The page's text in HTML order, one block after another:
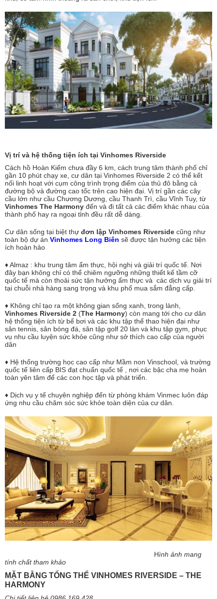
Vị trí và hệ thống tiện ích tại Vinhomes Riverside
Cách hồ Hoàn Kiếm chưa đầy 6 km, cách trung tâm thành phố chỉ
gần 10 phút chạy xe, cư dân tại Vinhomes Riverside 2 có thể kết
nối linh hoạt với cụm công trình trọng điểm của thủ đô bằng cả
đường bộ và đường cao tốc trên cao hiện đại. Vị trí gần các cây
cầu lớn như cầu Chương Dương, cầu Thanh Trì, cầu Vĩnh Tuy, từ
Vinhomes The Harmony đến và đi tất cả các điểm khác nhau của
thành phố hay ra ngoại tỉnh đều rất dễ dàng.
Cư dân sống tại biệt thự đơn lập Vinhomes Riverside cũng như
toàn bộ dự án Vinhomes Long Biên sẽ được tận hưởng các tiện
ích hoàn hảo
♦ Almaz : khu trung tâm ẩm thực, hội nghị và giải trí quốc tế. Nơi
đây bạn không chỉ có thể chiêm ngưỡng những thiết kế tầm cỡ
quốc tế mà còn thoải sức tận hưởng ẩm thực và các dịch vụ giải trí
tại chuỗi nhà hàng sang trọng và khu phố mua sắm đẳng cấp.
♦ Không chỉ tạo ra một không gian sống xanh, trong lành,
Vinhomes Riverside 2 (The Harmony) còn mang tới cho cư dân
hệ thống tiện ích từ bể bơi và các khu tập thể thao hiện đại như
sân tennis, sân bóng đá, sân tập golf 20 làn và khu tập gym, phục
vụ nhu cầu luyện sức khỏe cũng như sở thích cao cấp của người
dân
♦ Hệ thống trường học cao cấp như Mầm non Vinschool, và trường
quốc tế liên cấp BIS đạt chuẩn quốc tế , nơi các bậc cha mẹ hoàn
toàn yên tâm để các con học tập và phát triển.
♦ Dịch vụ y tế chuyên nghiệp đến từ phòng khám Vinmec luôn đáp
ứng nhu cầu chăm sóc sức khỏe toàn diện của cư dân.
Hình ảnh mang
tính chất tham khảo
MẶT BẰNG TỔNG THỂ VINHOMES RIVERSIDE – THE
HARMONY